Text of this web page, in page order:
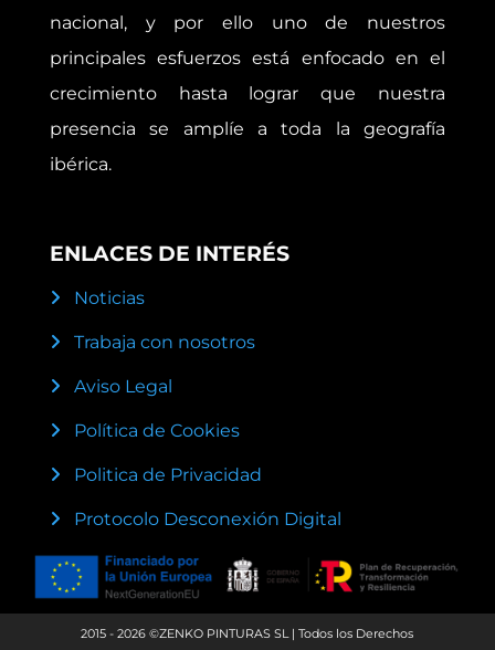
nacional, y por ello uno de nuestros
principales esfuerzos está enfocado en el
crecimiento hasta lograr que nuestra
presencia se amplíe a toda la geografía
ibérica.
ENLACES DE INTERÉS
Noticias
Trabaja con nosotros
Aviso Legal
Política de Cookies
Politica de Privacidad
Protocolo Desconexión Digital
2015 - 2026 ©ZENKO PINTURAS SL | Todos los Derechos